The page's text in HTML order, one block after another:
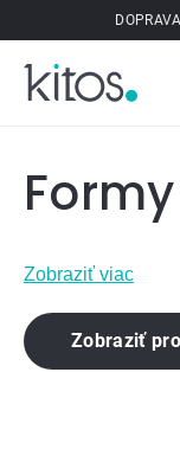
na
obsah
Zobraziť viac
Zobraziť